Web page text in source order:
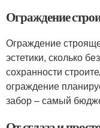
Ограждение
Ограждение
эстетики, сколько
сохранности
ограждение
забор – самый